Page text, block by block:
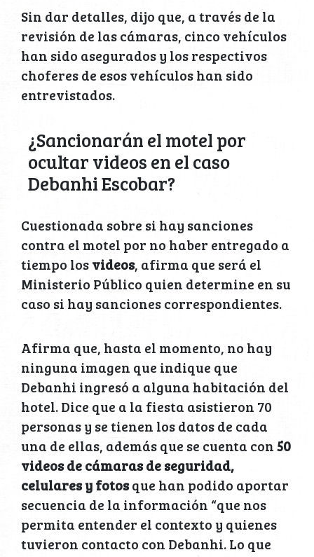
Sin dar detalles, dijo que, a través de la
revisión de las cámaras, cinco vehículos
han sido asegurados y los respectivos
choferes de esos vehículos han sido
entrevistados.
¿Sancionarán el motel por
ocultar videos en el caso
Debanhi Escobar?
Cuestionada sobre si hay sanciones
contra el motel por no haber entregado a
tiempo losvideos, afirma que será el
Ministerio Público quien determine en su
caso si hay sanciones correspondientes.
Afirma que, hasta el momento, no hay
ninguna imagen que indique que
Debanhi ingresó a alguna habitación del
hotel. Dice que a la fiesta asistieron 70
personas y se tienen los datos de cada
una de ellas, además que se cuenta con50
videos de cámaras de seguridad,
celulares y fotosque han podido aportar
secuencia de la información “que nos
permita entender el contexto y quienes
tuvieron contacto con Debanhi. Lo que